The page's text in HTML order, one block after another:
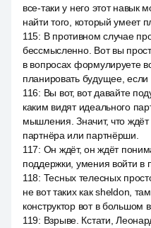
все-таки у него этот навык
найти того, который умеет
115: В противном случае
бессмысленно. Вот вы
в вопросах формулируете
планировать будущее,
116: Вы вот, вот давайте
каким видят идеального
мышления. Значит, что ждёт
партнёра или партнёрши.
117: Он ждёт, он ждёт
поддержки, умения войти в
118: Тесных телесных
не вот таких как sheldon,
конструктор вот в большом
119: Взрыве. Кстати,